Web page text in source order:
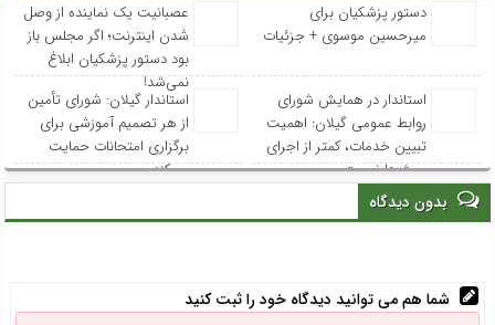
دستور پزشکیان برای
میرحسین موسوی + جزئیات
عصبانیت یک نماینده از وصل
شدن اینترنت؛ اگر مجلس باز
بود دستور پزشکیان ابلاغ
نمی‌شد!
استاندار در همایش شورای
روابط عمومی‌ گیلان: اهمیت
تبیین خدمات، کمتر از اجرای
پروژه‌ها نیست
استاندار گیلان: شورای تأمین
از هر تصمیم آموزشی برای
برگزاری امتحانات حمایت
می‌کند
بدون دیدگاه
شما هم می توانید دیدگاه خود را ثبت کنید